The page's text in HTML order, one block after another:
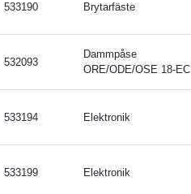
533190 Brytarfäste
532093
Dammpåse
ORE/ODE/OSE 18-EC
533194 Elektronik
533199 Elektronik